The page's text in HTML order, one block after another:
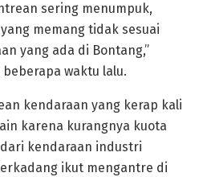
sering menumpuk,
memang tidak sesuai
yang ada di Bontang,”
waktu lalu.
kendaraan yang kerap kali
karena kurangnya kuota
kendaraan industri
ikut mengantre di